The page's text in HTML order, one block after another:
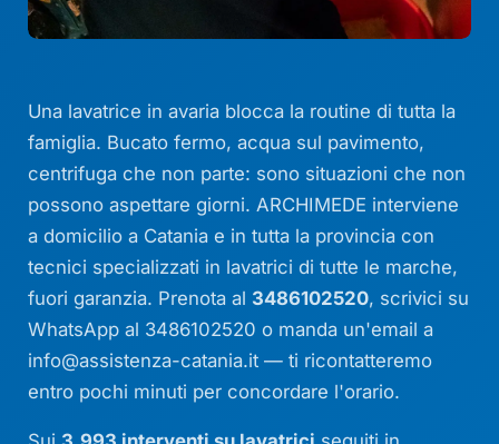
Una lavatrice in avaria blocca la routine di tutta la
famiglia. Bucato fermo, acqua sul pavimento,
centrifuga che non parte: sono situazioni che non
possono aspettare giorni. ARCHIMEDE interviene
a domicilio a Catania e in tutta la provincia con
tecnici specializzati in lavatrici di tutte le marche,
fuori garanzia. Prenota al 3486102520, scrivici su
WhatsApp al 3486102520 o manda un'email a
info@assistenza-catania.it — ti ricontatteremo
entro pochi minuti per concordare l'orario.